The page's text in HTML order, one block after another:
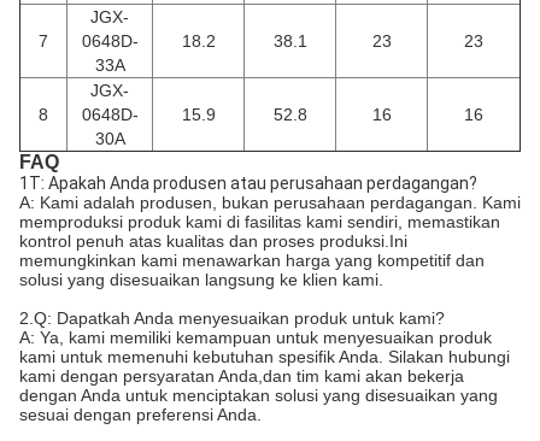
7
JGX-
0648D-
33A
18.2 38.1 23 23
8
JGX-
0648D-
30A
15.9 52.8 16 16
FAQ
1T: Apakah Anda produsen atau perusahaan perdagangan?
A: Kami adalah produsen, bukan perusahaan perdagangan. Kami
memproduksi produk kami di fasilitas kami sendiri, memastikan
kontrol penuh atas kualitas dan proses produksi.Ini
memungkinkan kami menawarkan harga yang kompetitif dan
solusi yang disesuaikan langsung ke klien kami.
2.Q: Dapatkah Anda menyesuaikan produk untuk kami?
A: Ya, kami memiliki kemampuan untuk menyesuaikan produk
kami untuk memenuhi kebutuhan spesifik Anda. Silakan hubungi
kami dengan persyaratan Anda,dan tim kami akan bekerja
dengan Anda untuk menciptakan solusi yang disesuaikan yang
sesuai dengan preferensi Anda.